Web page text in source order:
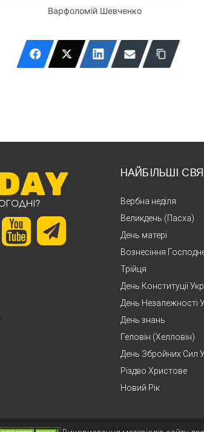
Варфоломій Шевченко
НАЙБІЛЬШІ
Вербна неділя
Великдень (Пасха)
День матері
Вознесіння
Трійця
День Конституції
День Незалежності
День знань
Геловін (Хелловін)
День Збройних Сил
Різдво Христове
Новий Рік